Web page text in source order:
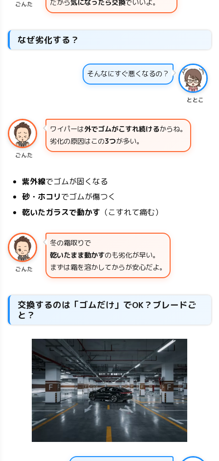
ごんた だから気になったら交換でいいよ。
なぜ劣化する？
ととこ
そんなにすぐ悪くなるの？
ごんた
ワイパーは外でゴムがこすれ続けるからね。
劣化の原因はこの3つが多い。
紫外線でゴムが固くなる
砂・ホコリでゴムが傷つく
乾いたガラスで動かす （こすれて痛む）
ごんた
冬の霜取りで
乾いたまま動かすのも劣化が早い。
まずは霜を溶かしてからが安心だよ。
交換するのは「ゴムだけ」でOK？ブレードご
と？